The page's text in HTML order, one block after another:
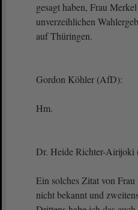
gesagt haben, Frau
unverzeihlichen
auf Thüringen.
Gordon Köhler (AfD):
Hm.
Dr. Heide Richter-Airijoki
Ein solches Zitat von
nicht bekannt und